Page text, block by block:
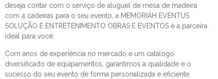
deseja contar com o serviço de aluguel de mesa de madeira
com 4 cadeiras para o seu evento, a MEMORIÁH EVENTUS
SOLUÇÃO E ENTRETENIMENTO OBRAS E EVENTOS é a parceira
ideal para você.
Com anos de experiência no mercado e um catálogo
diversificado de equipamentos, garantimos a qualidade e o
sucesso do seu evento de forma personalizada e eficiente.